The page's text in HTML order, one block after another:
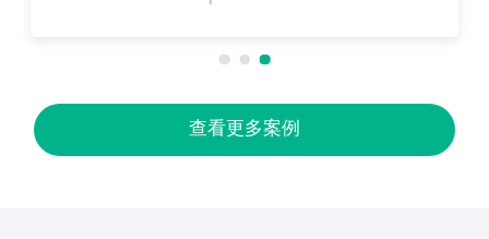
查看更多案例